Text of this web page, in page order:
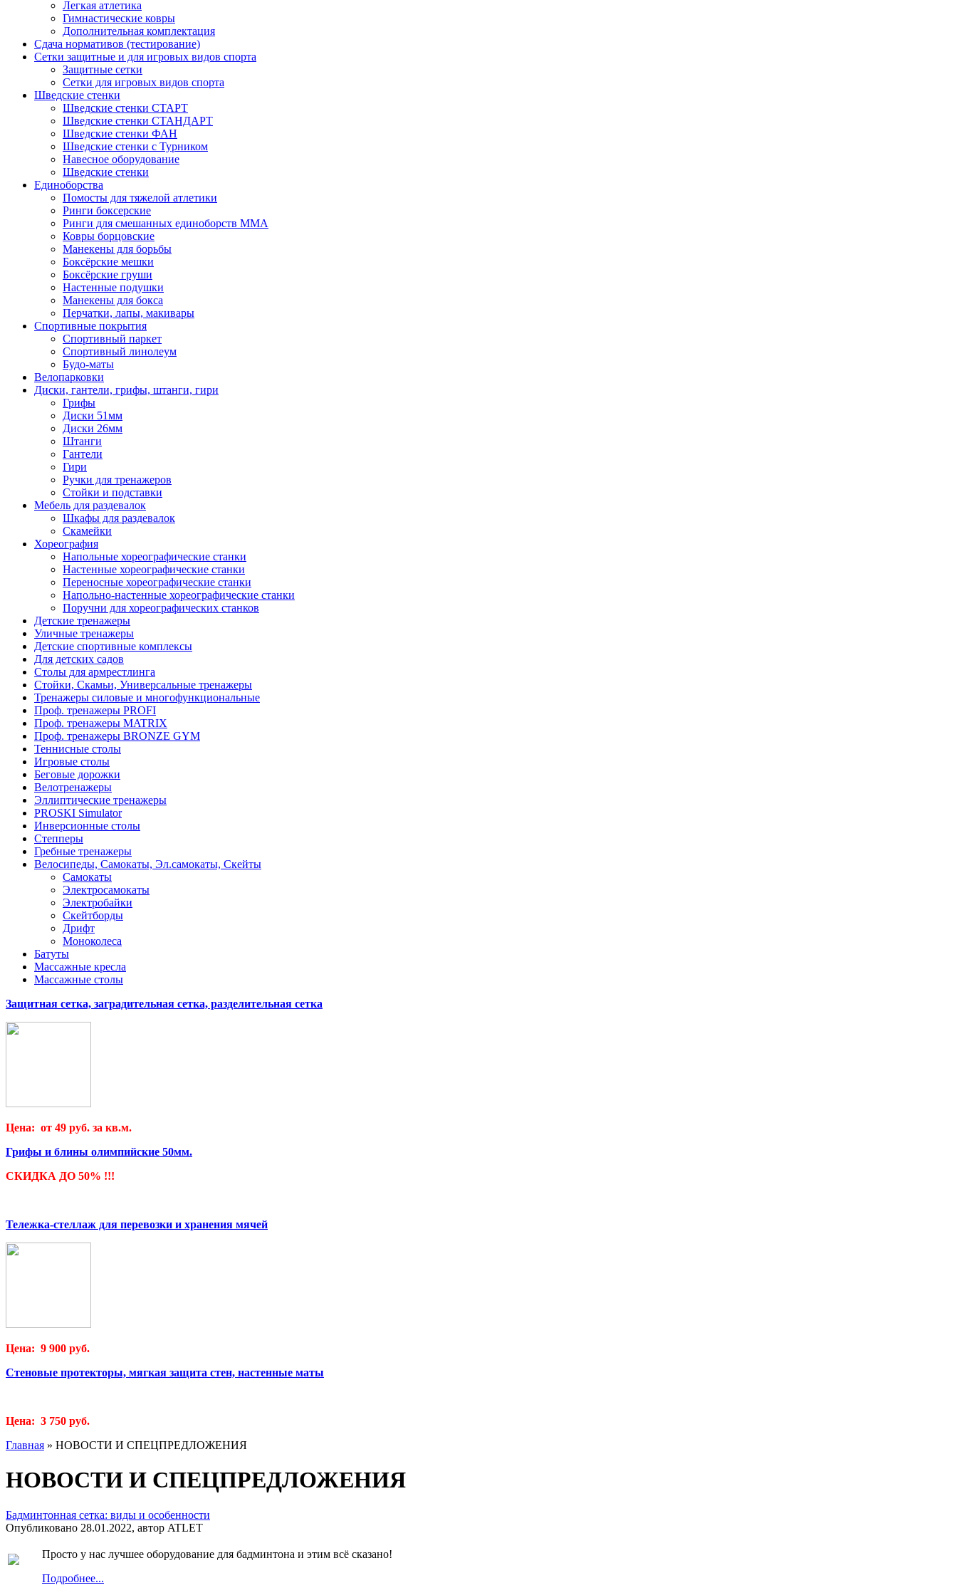
Легкая атлетика
Гимнастические ковры
Дополнительная комплектация
Сдача нормативов (тестирование)
Сетки защитные и для игровых видов спорта
Защитные сетки
Сетки для игровых видов спорта
Шведские стенки
Шведские стенки СТАРТ
Шведские стенки СТАНДАРТ
Шведские стенки ФАН
Шведские стенки с Турником
Навесное оборудование
Шведские стенки
Единоборства
Помосты для тяжелой атлетики
Ринги боксерские
Ринги для смешанных единоборств ММА
Ковры борцовские
Манекены для борьбы
Боксёрские мешки
Боксёрские груши
Настенные подушки
Манекены для бокса
Перчатки, лапы, макивары
Спортивные покрытия
Спортивный паркет
Спортивный линолеум
Будо-маты
Велопарковки
Диски, гантели, грифы, штанги, гири
Грифы
Диски 51мм
Диски 26мм
Штанги
Гантели
Гири
Ручки для тренажеров
Стойки и подставки
Мебель для раздевалок
Шкафы для раздевалок
Скамейки
Хореография
Напольные хореографические станки
Настенные хореографические станки
Переносные хореографические станки
Напольно-настенные хореографические станки
Поручни для хореографических станков
Детские тренажеры
Уличные тренажеры
Детские спортивные комплексы
Для детских садов
Столы для армрестлинга
Стойки, Скамьи, Универсальные тренажеры
Тренажеры силовые и многофункциональные
Проф. тренажеры PROFI
Проф. тренажеры MATRIX
Проф. тренажеры BRONZE GYM
Теннисные столы
Игровые столы
Беговые дорожки
Велотренажеры
Эллиптические тренажеры
PROSKI Simulator
Инверсионные столы
Степперы
Гребные тренажеры
Велосипеды, Самокаты, Эл.самокаты, Скейты
Самокаты
Электросамокаты
Электробайки
Скейтборды
Дрифт
Моноколеса
Батуты
Массажные кресла
Массажные столы
Защитная сетка, заградительная сетка, разделительная сетка
Цена: от 49 руб. за кв.м.
Грифы и блины олимпийские 50мм.
СКИДКА ДО 50% !!!
Тележка-стеллаж для перевозки и хранения мячей
Цена: 9 900 руб.
Стеновые протекторы, мягкая защита стен, настенные маты
Цена: 3 750 руб.
Главная » НОВОСТИ И СПЕЦПРЕДЛОЖЕНИЯ
НОВОСТИ И СПЕЦПРЕДЛОЖЕНИЯ
Бадминтонная сетка: виды и особенности
Опубликовано 28.01.2022, автор ATLET
Просто у нас лучшее оборудование для бадминтона и этим всё сказано!
Подробнее...